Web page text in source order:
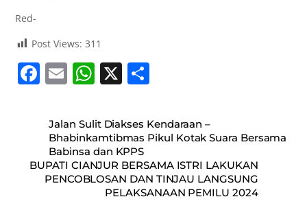
Red-
Post Views: 311
F
c
e
b
o
E
ai
l
W
at
s
A
p
p
X
ar
e
Jalan Sulit Diakses Kendaraan –
Bhabinkamtibmas Pikul Kotak Suara Bersama
Babinsa dan KPPS
BUPATI CIANJUR BERSAMA ISTRI LAKUKAN
PENCOBLOSAN DAN TINJAU LANGSUNG
PELAKSANAAN PEMILU 2024